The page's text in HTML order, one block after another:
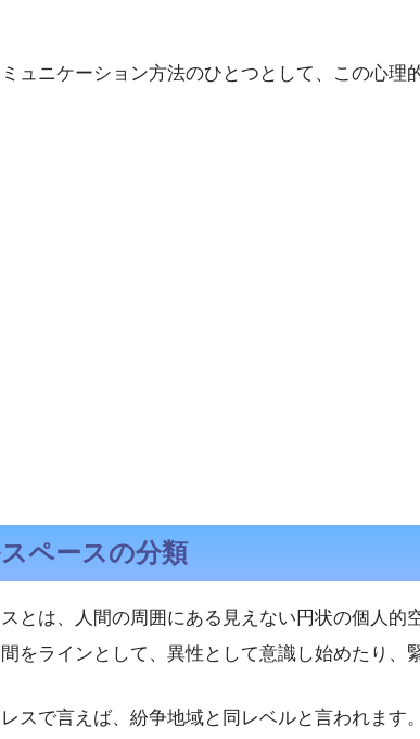
ュニケーション方法のひとつとして、この心理
ペースの分類
とは、人間の周囲にある見えない円状の個人的
をラインとして、異性として意識し始めたり、
スで言えば、紛争地域と同レベルと言われます。